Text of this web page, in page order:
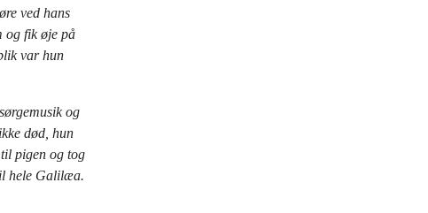
ved hans
og fik øje på
var hun
og
død, hun
pigen og tog
hele Galilæa.